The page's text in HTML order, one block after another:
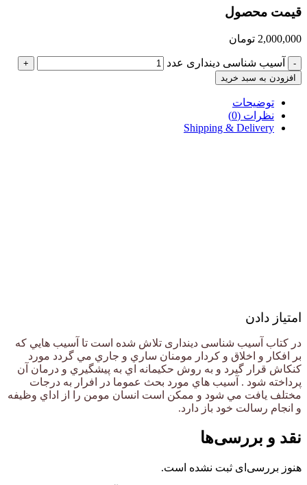
قیمت محصول
2,000,000 تومان
- آسیب شناسی دینداری عدد
+
افزودن به سبد خرید
توضیحات
نظرات (0)
Shipping & Delivery
امتیاز دادن
در كتاب آسیب شناسی دینداری تلاش شده است تا آسيب هايي كه
بر افكار و اخلاق و كردار مومنان ساري و جاري مي گردد مورد
كنكاش قرار گيرد و به روش حكيمانه اي به پيشگيري و درمان آن
پرداخته شود . آسيب هاي مورد بحث عموما در افرار به درجات
مختلف يافت مي شود و ممكن است انسان مومن را از اداي وظيفه
و انجام رسالت خود باز دارد.
نقد و بررسی‌ها
هنوز بررسی‌ای ثبت نشده است.